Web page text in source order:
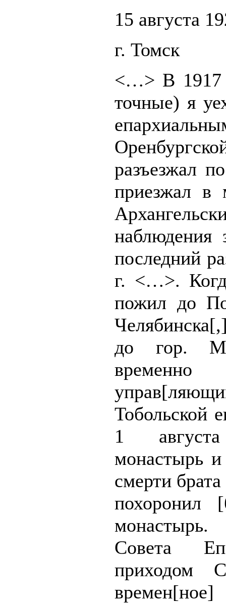
15 августа
г. Томск
<…> В 1917
точные) я
разъезжал
приезжал в
последний
г. <…>.
пожил до
до гор.
Тобольской
1
монастырь
смерти
похоронил
Совета
приходом